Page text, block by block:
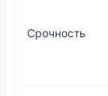
Срочность